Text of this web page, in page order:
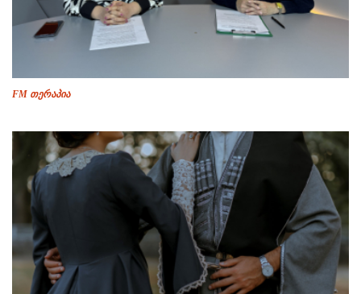
FM თერაპია